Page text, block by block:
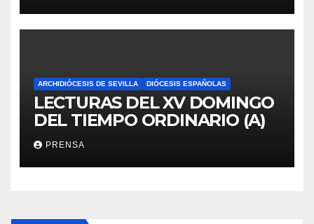
ARCHIDIÓCESIS DE SEVILLA DIÓCESIS ESPAÑOLAS
LECTURAS DEL XV DOMINGO
DEL TIEMPO ORDINARIO (A)
PRENSA